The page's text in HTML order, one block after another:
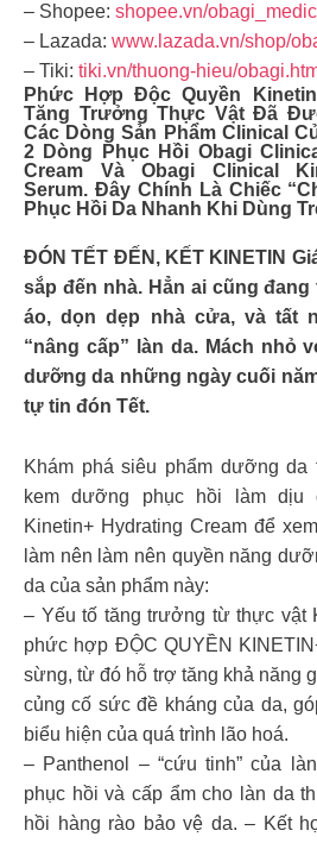
– Shopee: shopee.vn/
– Lazada: www.lazada.vn/shop/
– Tiki: tiki.vn/thuong-hieu/
Phức Hợp Độc Quyền
Tăng Trưởng Thực Vật Đã
Các Dòng Sản Phẩm Clinical
2 Dòng Phục Hồi Obagi
Cream Và Obagi Clinical
Serum. Đây Chính Là Chiếc
Phục Hồi Da Nhanh Khi Dùng
ĐÓN TẾT ĐẾN, KẾT KINETIN
sắp đến nhà. Hẳn ai cũng
áo, dọn dẹp nhà cửa, và tất
“nâng cấp” làn da. Mách nhỏ
dưỡng da những ngày cuối
tự tin đón Tết.
Khám phá siêu phẩm dưỡng
kem dưỡng phục hồi làm dịu
Kinetin+ Hydrating Cream để
làm nên làm nên quyền năng
da của sản phẩm này:
– Yếu tố tăng trưởng từ thực vật
phức hợp ĐỘC QUYỀN
sừng, từ đó hỗ trợ tăng khả năng
củng cố sức đề kháng của da,
biểu hiện của quá trình lão hoá.
– Panthenol – “cứu tinh” của
phục hồi và cấp ẩm cho làn da
hồi hàng rào bảo vệ da. – Kết